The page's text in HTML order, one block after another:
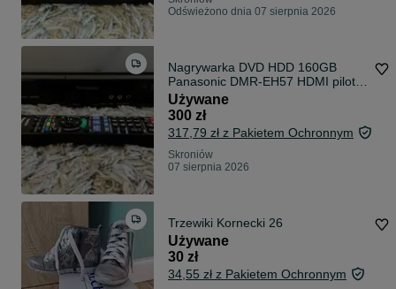
Odświeżono dnia 07 sierpnia 2026
Nagrywarka DVD HDD 160GB
Panasonic DMR-EH57 HDMI pilot
Przegraj kasetyVHS
Używane
300 zł
317,79 zł z Pakietem Ochronnym
Skroniów
07 sierpnia 2026
Trzewiki Kornecki 26
Używane
30 zł
34,55 zł z Pakietem Ochronnym